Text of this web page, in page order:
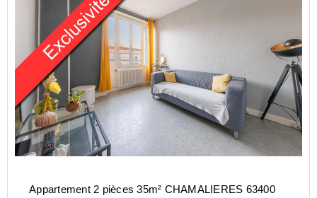
Appartement 2 pièces 35m² CHAMALIERES 63400